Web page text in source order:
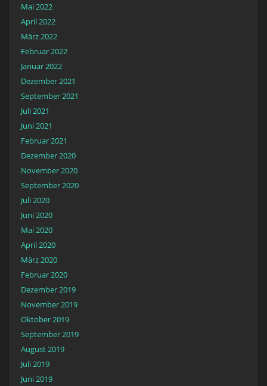
Mai 2022
April 2022
März 2022
Februar 2022
Januar 2022
Dezember 2021
September 2021
Juli 2021
Juni 2021
Februar 2021
Dezember 2020
November 2020
September 2020
Juli 2020
Juni 2020
Mai 2020
April 2020
März 2020
Februar 2020
Dezember 2019
November 2019
Oktober 2019
September 2019
August 2019
Juli 2019
Juni 2019